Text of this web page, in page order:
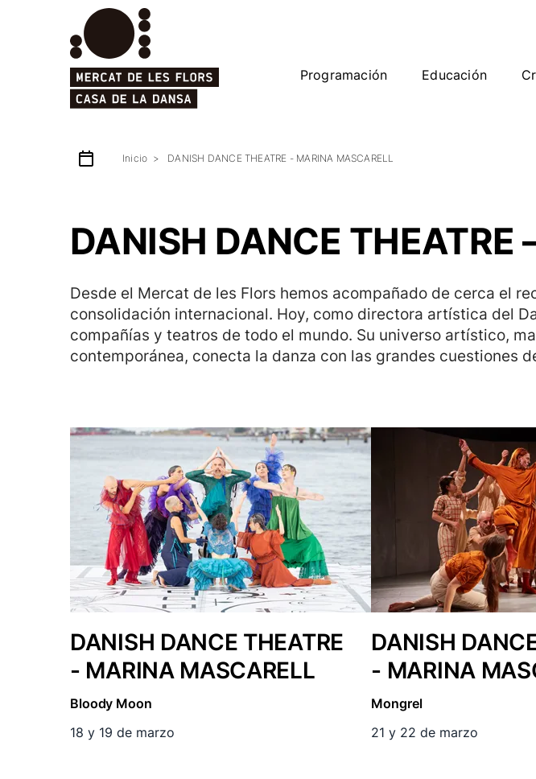
Programación Educación
Inicio DANISH DANCE THEATRE - MARINA MASCARELL
DANISH DANCE THEATRE
Desde el Mercat de les Flors hemos acompañado de cerca el
consolidación internacional. Hoy, como directora artística del
compañías y teatros de todo el mundo. Su universo artístico,
contemporánea, conecta la danza con las grandes cuestiones
DANISH DANCE THEATRE
- MARINA MASCARELL
Bloody Moon
18 y 19 de marzo
DANISH
- MARINA
Mongrel
21 y 22 de marzo